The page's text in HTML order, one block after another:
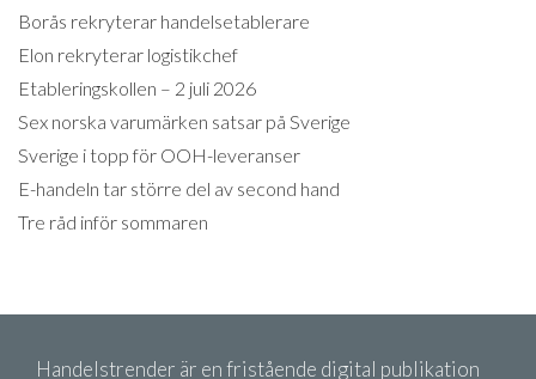
Borås rekryterar handelsetablerare
Elon rekryterar logistikchef
Etableringskollen – 2 juli 2026
Sex norska varumärken satsar på Sverige
Sverige i topp för OOH-leveranser
E-handeln tar större del av second hand
Tre råd inför sommaren
Handelstrender är en fristående digital publikation